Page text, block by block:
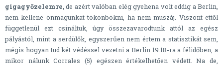
gigagyőzelemre,de azért valóban elég gyehena volt eddig a Berlin,
nem kellene önmagunkat tökönbökni, ha nem muszáj. Viszont ettől
függetlenül ezt csináltuk, úgy összezavarodtunk attól az egész
pályástól, mint a serdülők, egyszerűen nem értem a statisztikát sem,
mégis hogyan tud két védéssel vezetni a Berlin 19:18-ra a félidőben, a
mikor nálunk Corrales (5) egészen értékelhetően védett. Na de,